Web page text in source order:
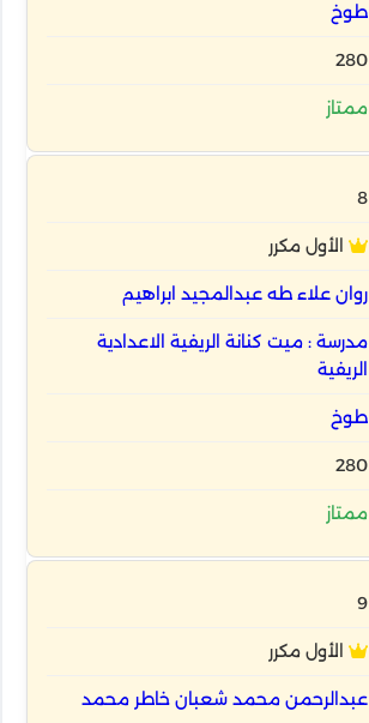
طوخ
280
ممتاز
8
الأول مكرر
روان علاء طه عبدالمجيد ابراهيم
مدرسة : ميت كنانة الريفية الاعدادية
الريفية
طوخ
280
ممتاز
9
الأول مكرر
عبدالرحمن محمد شعبان خاطر محمد